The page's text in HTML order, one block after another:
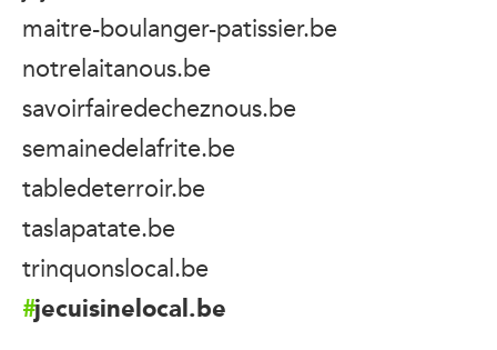
maitre-boulanger-patissier.be
notrelaitanous.be
savoirfairedecheznous.be
semainedelafrite.be
tabledeterroir.be
taslapatate.be
trinquonslocal.be
jecuisinelocal.be